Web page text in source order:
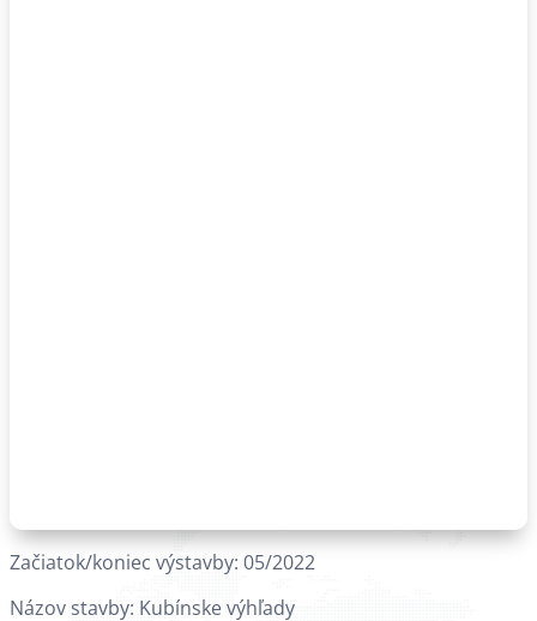
Začiatok/koniec výstavby: 05/2022
Názov stavby: Kubínske výhľady